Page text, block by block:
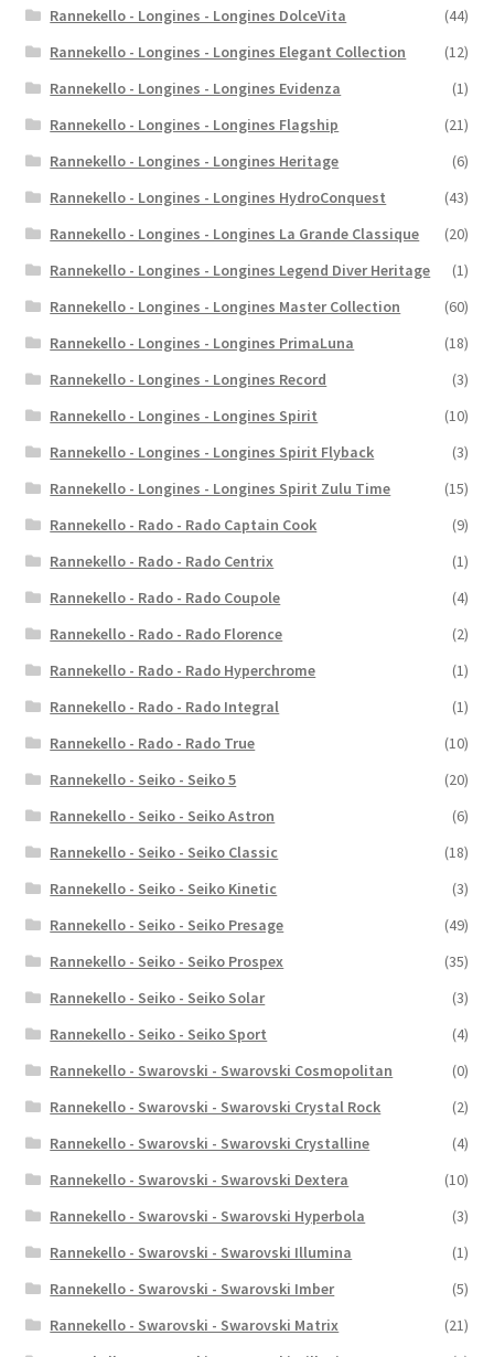
Rannekello - Longines - Longines DolceVita
(44)
Rannekello - Longines - Longines Elegant Collection
(12)
Rannekello - Longines - Longines Evidenza
(1)
Rannekello - Longines - Longines Flagship
(21)
Rannekello - Longines - Longines Heritage
(6)
Rannekello - Longines - Longines HydroConquest
(43)
Rannekello - Longines - Longines La Grande Classique
(20)
Rannekello - Longines - Longines Legend Diver Heritage
(1)
Rannekello - Longines - Longines Master Collection
(60)
Rannekello - Longines - Longines PrimaLuna
(18)
Rannekello - Longines - Longines Record
(3)
Rannekello - Longines - Longines Spirit
(10)
Rannekello - Longines - Longines Spirit Flyback
(3)
Rannekello - Longines - Longines Spirit Zulu Time
(15)
Rannekello - Rado - Rado Captain Cook
(9)
Rannekello - Rado - Rado Centrix
(1)
Rannekello - Rado - Rado Coupole
(4)
Rannekello - Rado - Rado Florence
(2)
Rannekello - Rado - Rado Hyperchrome
(1)
Rannekello - Rado - Rado Integral
(1)
Rannekello - Rado - Rado True
(10)
Rannekello - Seiko - Seiko 5
(20)
Rannekello - Seiko - Seiko Astron
(6)
Rannekello - Seiko - Seiko Classic
(18)
Rannekello - Seiko - Seiko Kinetic
(3)
Rannekello - Seiko - Seiko Presage
(49)
Rannekello - Seiko - Seiko Prospex
(35)
Rannekello - Seiko - Seiko Solar
(3)
Rannekello - Seiko - Seiko Sport
(4)
Rannekello - Swarovski - Swarovski Cosmopolitan
(0)
Rannekello - Swarovski - Swarovski Crystal Rock
(2)
Rannekello - Swarovski - Swarovski Crystalline
(4)
Rannekello - Swarovski - Swarovski Dextera
(10)
Rannekello - Swarovski - Swarovski Hyperbola
(3)
Rannekello - Swarovski - Swarovski Illumina
(1)
Rannekello - Swarovski - Swarovski Imber
(5)
Rannekello - Swarovski - Swarovski Matrix
(21)